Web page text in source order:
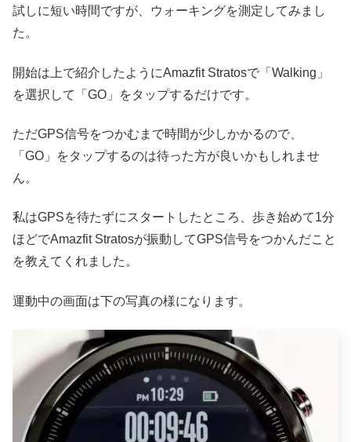
試しに短い時間ですが、ウォーキングを測定してみまし
た。
開始は上で紹介したようにAmazfit Stratosで「Walking」
を選択して「GO」をタップするだけです。
ただGPS信号をつかむまで時間が少しかかるので、
「GO」をタップするのは待った方が良いかもしれませ
ん。
私はGPSを待たずにスタートしたところ、歩き始めて1分
ほどでAmazfit Stratosが振動してGPS信号をつかんだこと
を教えてくれました。
運動中の画面は下の写真の様になります。